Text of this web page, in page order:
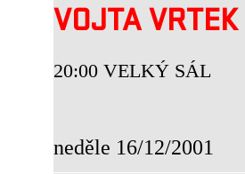
VOJTA VRTEK
20:00 VELKÝ SÁL
neděle 16/12/2001